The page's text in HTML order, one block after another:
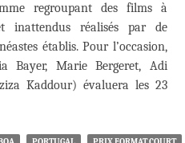
regroupant des films à
inattendus réalisés par de
établis. Pour l’occasion,
Bayer, Marie Bergeret, Adi
Kaddour) évaluera les 23